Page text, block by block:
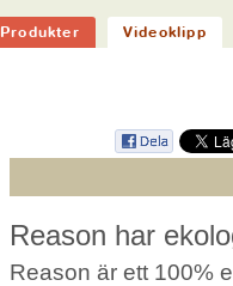
Produkter Videoklipp
Reason har
Reason är ett 100%